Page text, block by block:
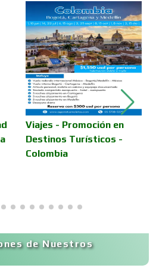
Fletes
Viajes - Promoción en
Destinos Turísticos -
Colombia
de Nuestros